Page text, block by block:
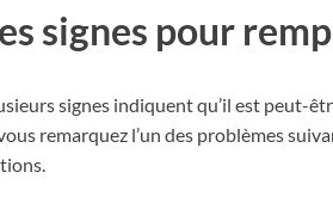
signes pour
signes indiquent qu’il est peut-
remarquez l’un des problèmes